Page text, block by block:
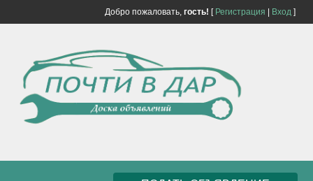
Добро пожаловать, гость! [ Регистрация Вход]